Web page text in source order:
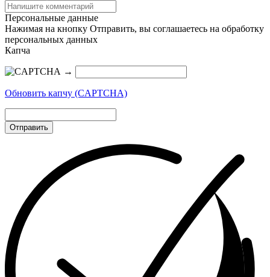
Персональные данные
Нажимая на кнопку Отправить, вы соглашаетесь на обработку
персональных данных
Капча
→
Обновить капчу (CAPTCHA)
Отправить